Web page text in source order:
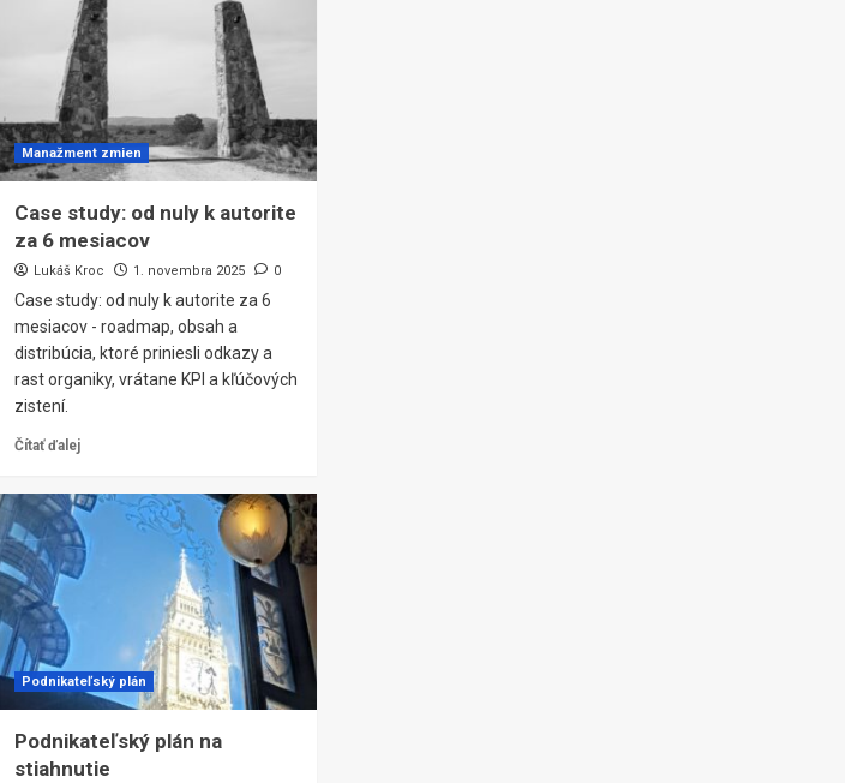
Manažment zmien
Case study: od nuly k autorite
za 6 mesiacov
Lukáš Kroc 1. novembra 2025 0
Case study: od nuly k autorite za 6
mesiacov - roadmap, obsah a
distribúcia, ktoré priniesli odkazy a
rast organiky, vrátane KPI a kľúčových
zistení.
Čítať ďalej
Podnikateľský plán
Podnikateľský plán na
stiahnutie